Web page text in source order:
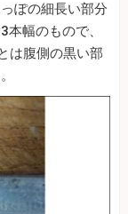
ぽの細長い部分
幅のもので、
は腹側の黒い部